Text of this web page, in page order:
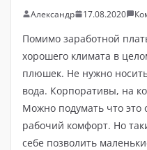
Александр 17.08.2020
Помимо заработной
хорошего климата в
плюшек. Не нужно
вода. Корпоративы, на
Можно подумать что
рабочий комфорт. Но
себе позволить